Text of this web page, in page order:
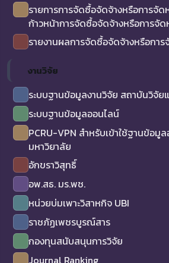
รายการการจัดซื้อจัดจ้างหรือการจั
ก้าวหน้าการจัดซื้อจัดจ้างหรือการจั
รายงานผลการจัดซื้อจัดจ้างหรือกา
งานวิจัย
ระบบฐานข้อมูลงานวิจัย สถาบันวิจั
ระบบฐานข้อมูลออนไลน์
PCRU-VPN สำหรับเข้าใช้ฐานข้อมู
มหาวิยาลัย
อักขราวิสุทธิ์
อพ.สธ. มร.พช.
หน่วยบ่มเพาะวิสาหกิจ UBI
ราชภัฏเพชรบูรณ์สาร
กองทุนสนับสนุนการวิจัย
Journal Ranking